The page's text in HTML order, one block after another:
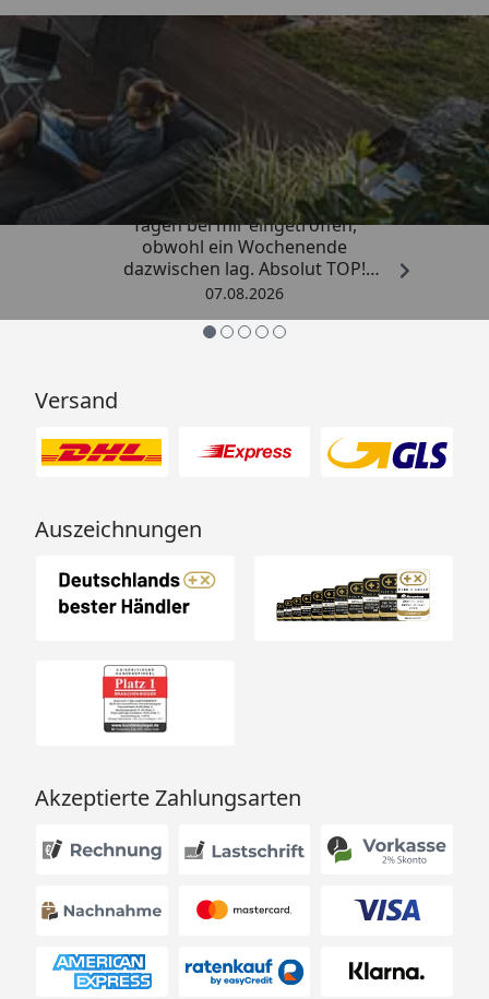
Trusted Shops
4,81/ 5
„Die Bestellung ist innerhalb von 4
Tagen bei mir eingetroffen,
obwohl ein Wochenende
dazwischen lag. Absolut TOP!
Sicherlich nicht die letzte
so.“
07.08.2026
Versand
Auszeichnungen
Akzeptierte Zahlungsarten